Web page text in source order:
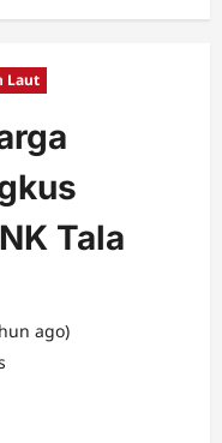
Laut
Tala
ago)